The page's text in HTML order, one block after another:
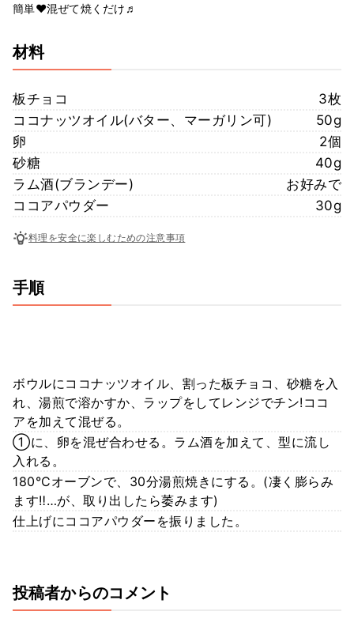
簡単❤️混ぜて焼くだけ♬
材料
板チョコ
3枚
ココナッツオイル(バター、マーガリン可)
50g
卵
2個
砂糖
40g
ラム酒(ブランデー)
お好みで
ココアパウダー
30g
料理を安全に楽しむための注意事項
手順
ボウルにココナッツオイル、割った板チョコ、砂糖を入
れ、湯煎で溶かすか、ラップをしてレンジでチン!ココ
アを加えて混ぜる。
①に、卵を混ぜ合わせる。ラム酒を加えて、型に流し
入れる。
180°Cオーブンで、30分湯煎焼きにする。(凄く膨らみ
ます‼️…が、取り出したら萎みます)
仕上げにココアパウダーを振りました。
投稿者からのコメント